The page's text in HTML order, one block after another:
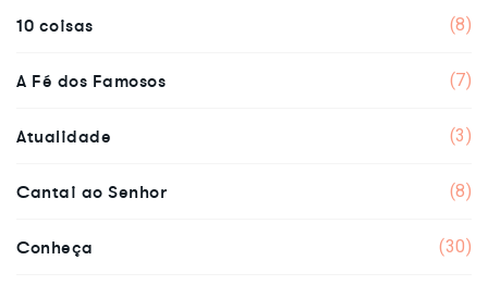
10 coisas (8)
A Fé dos Famosos (7)
Atualidade (3)
Cantai ao Senhor (8)
Conheça (30)